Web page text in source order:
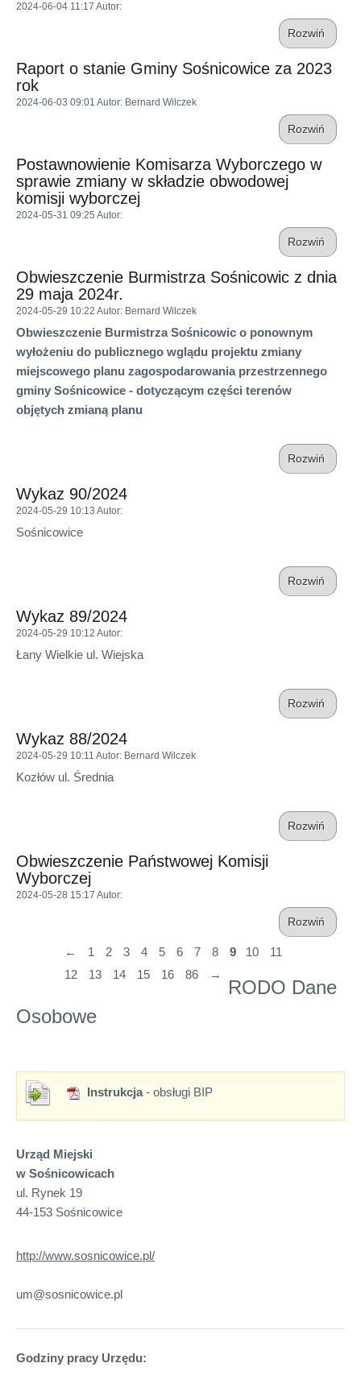
2024-06-04 11:17 Autor:
Rozwiń
Raport o stanie Gminy Sośnicowice za 2023
rok
2024-06-03 09:01 Autor: Bernard Wilczek
Rozwiń
Postawnowienie Komisarza Wyborczego w
sprawie zmiany w składzie obwodowej
komisji wyborczej
2024-05-31 09:25 Autor:
Rozwiń
Obwieszczenie Burmistrza Sośnicowic z dnia
29 maja 2024r.
2024-05-29 10:22 Autor: Bernard Wilczek
Obwieszczenie Burmistrza Sośnicowic o ponownym
wyłożeniu do publicznego wglądu projektu zmiany
miejscowego planu zagospodarowania przestrzennego
gminy Sośnicowice - dotyczącym części terenów
objętych zmianą planu
Rozwiń
Wykaz 90/2024
2024-05-29 10:13 Autor:
Sośnicowice
Rozwiń
Wykaz 89/2024
2024-05-29 10:12 Autor:
Łany Wielkie ul. Wiejska
Rozwiń
Wykaz 88/2024
2024-05-29 10:11 Autor: Bernard Wilczek
Kozłów ul. Średnia
Rozwiń
Obwieszczenie Państwowej Komisji
Wyborczej
2024-05-28 15:17 Autor:
Rozwiń
← 1 2 3 4 5 6 7 8 9 10
11
12
13 14 15 16 86 →
RODO Dane
Osobowe
Instrukcja - obsługi BIP
Urząd Miejski
w Sośnicowicach
ul. Rynek 19
44-153 Sośnicowice
http://www.sosnicowice.pl/
um@sosnicowice.pl
Godziny pracy Urzędu: